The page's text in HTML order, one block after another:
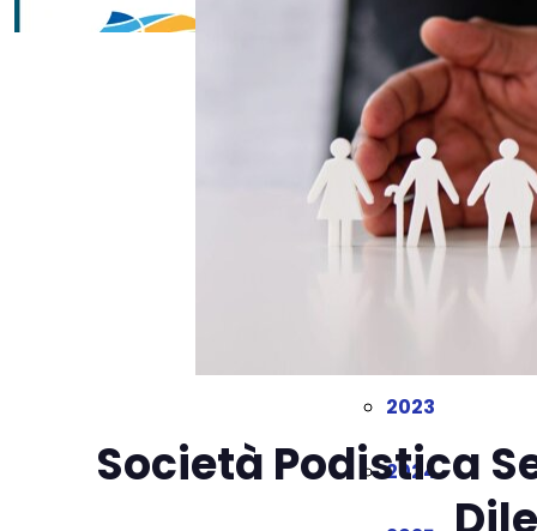
Dicembre
2019
Gennaio
2020
2023
2024
Società Podistica